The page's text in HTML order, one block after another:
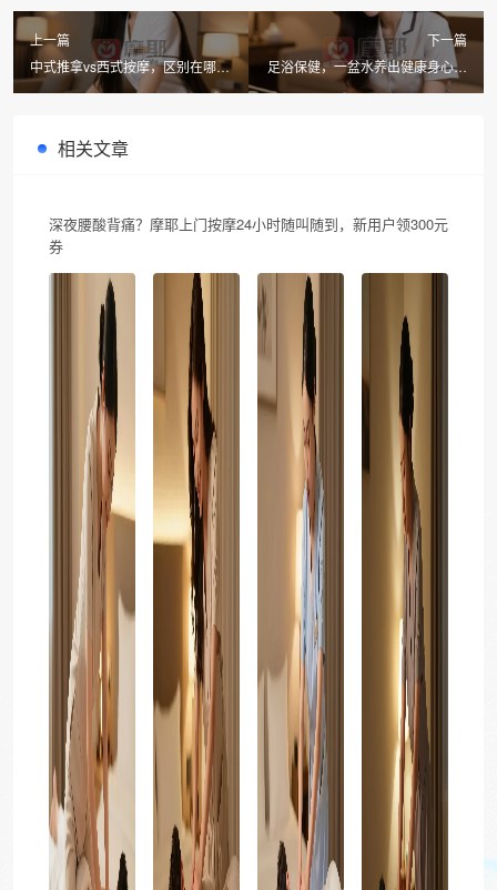
上一篇
中式推拿vs西式按摩，区别在哪？
摩耶按摩帮你选对适合自己的
下一篇
足浴保健，一盆水养出健康身心，
这3大益处太诱人
相关文章
深夜腰酸背痛？摩耶上门按摩24小时随叫随到，新用户领300元
券